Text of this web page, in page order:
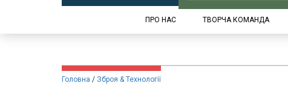
ПРО НАС ТВОРЧА КОМАНДА
Головна Зброя & Технології